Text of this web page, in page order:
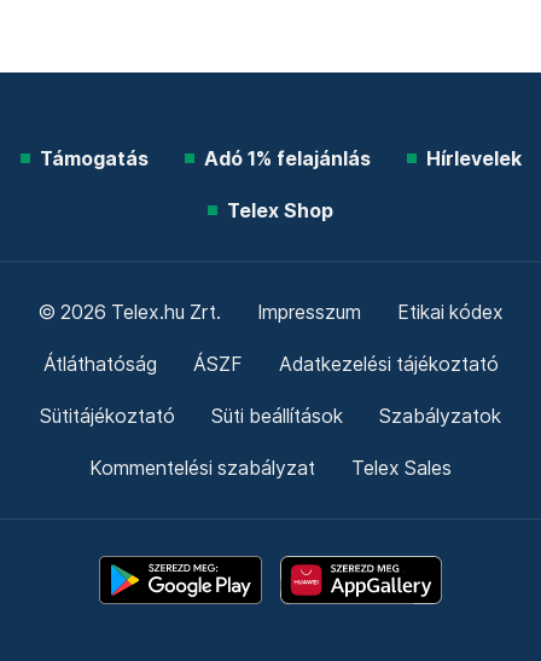
Támogatás Adó 1% felajánlás Hírlevelek
Telex Shop
© 2026 Telex.hu Zrt. Impresszum Etikai kódex
Átláthatóság ÁSZF Adatkezelési tájékoztató
Sütitájékoztató Süti beállítások Szabályzatok
Kommentelési szabályzat Telex Sales